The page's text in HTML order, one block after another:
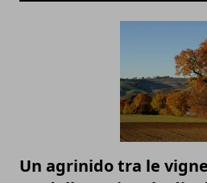
Un agrinido tra le